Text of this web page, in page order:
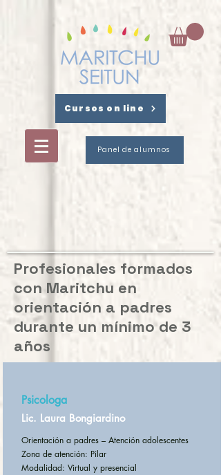
Cursos on line
Panel de alumnos
Profesionales formados
con Maritchu en
orientación a padres
durante un mínimo de 3
años
Psicologa
Lic. Laura Bongiardino
Orientación a padres – Atención adolescentes
Zona de atención: Pilar
Modalidad: Virtual y presencial